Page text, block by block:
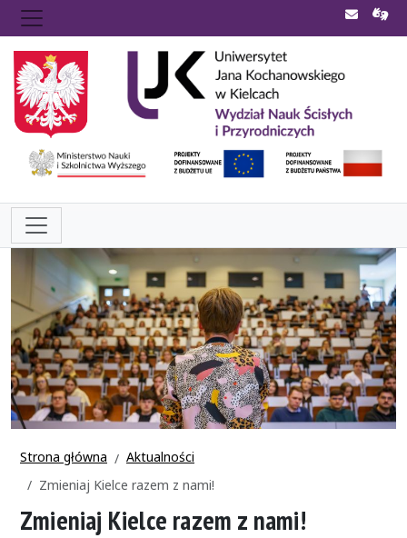
Strona główna
Aktualności
Zmieniaj Kielce razem z nami!
Zmieniaj Kielce razem z nami!